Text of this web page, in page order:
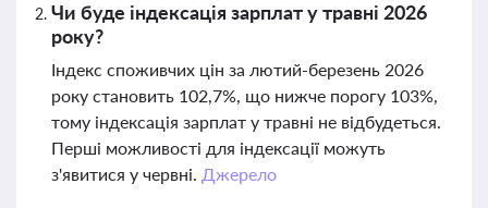
Чи буде індексація зарплат у травні 2026
року?
Індекс споживчих цін за лютий-березень 2026
року становить 102,7%, що нижче порогу 103%,
тому індексація зарплат у травні не відбудеться.
Перші можливості для індексації можуть
з'явитися у червні. Джерело